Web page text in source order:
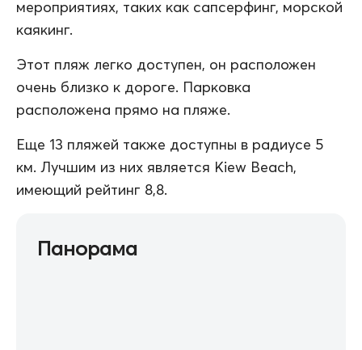
мероприятиях, таких как сапсерфинг, морской
каякинг.
Этот пляж легко доступен, он расположен
очень близко к дороге. Парковка
расположена прямо на пляже.
Еще 13 пляжей также доступны в радиусе 5
км. Лучшим из них является Kiew Beach,
имеющий рейтинг 8,8.
Панорама